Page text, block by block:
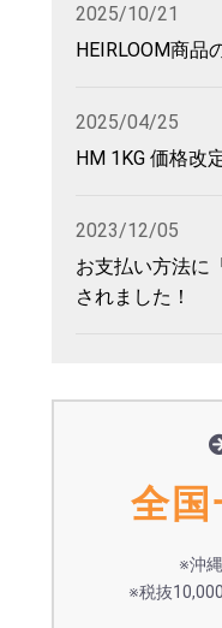
2025/10/21
HEIRLOOM商品
2025/04/25
HM 1KG 価格改
2023/12/05
お支払い方法に
されました！
全国
※沖
※税抜